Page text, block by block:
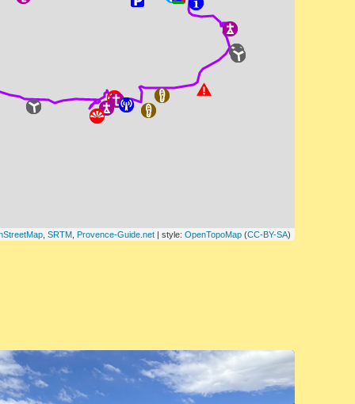
, SRTM, Provence-Guide.net| style: OpenTopoMap(CC-BY-SA)